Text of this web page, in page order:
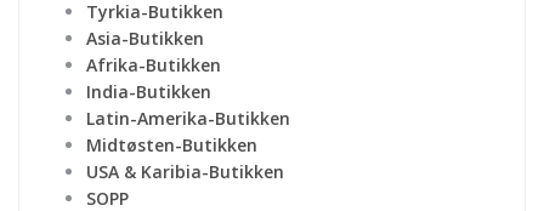
Tyrkia-Butikken
Asia-Butikken
Afrika-Butikken
India-Butikken
Latin-Amerika-Butikken
Midtøsten-Butikken
USA & Karibia-Butikken
SOPP